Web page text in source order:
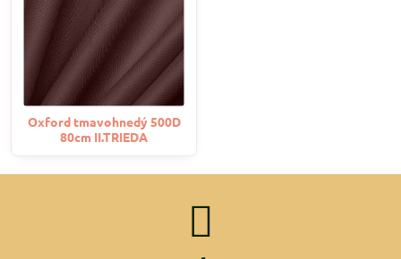
Oxford tmavohnedý 500D
80cm II.TRIEDA